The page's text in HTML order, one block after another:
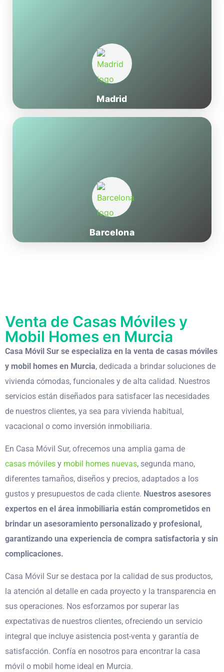
Madrid
Barcelona
Venta de Casas Móviles y
Mobil Homes en Murcia
Casa Móvil Sur se especializa en la venta de casas móviles
y mobil homes en Murcia, dedicada a brindar soluciones de
vivienda cómodas, funcionales y de alta calidad. Nuestros
servicios están diseñados para satisfacer las necesidades
de nuestros clientes, ya sea para vivienda habitual,
vacacional o como inversión inmobiliaria.
En Casa Móvil Sur, ofrecemos una amplia gama de
casas móviles y mobil homes nuevas, segunda mano,
diferentes tamaños, diseños y precios, adaptados a los
gustos y presupuestos de cada cliente. Nuestros asesores
expertos en el área inmobiliaria están comprometidos en
brindar un asesoramiento personalizado y profesional,
garantizando una experiencia de compra satisfactoria y sin
complicaciones.
Casa Móvil Sur se destaca por la calidad de sus productos,
la atención al detalle en cada proyecto y la transparencia en
sus operaciones. Nos esforzamos por superar las
expectativas de nuestros clientes, ofreciendo un servicio
integral que incluye asistencia post-venta y garantía de
satisfacción. Confía en nosotros para encontrar la casa
móvil o mobil home ideal en Murcia.